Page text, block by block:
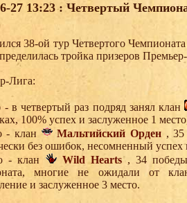
27 13:23 : Четвертый
38-ой тур Четвертого
тройка призеров
Лига:
- в четвертый раз подряд занял клан
100% успех и заслуженное 1
- клан
Мальтийский Орден, 35
без ошибок, несомненный успех
- клан
Wild Hearts, 34 победы
многие не ожидали от
и заслуженное 3 место.